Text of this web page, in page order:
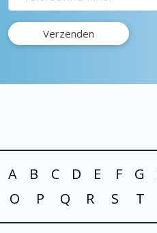
A B C D E F G
O
P Q R S T